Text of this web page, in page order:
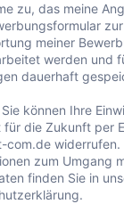
zu, das meine
zur
meiner
werden und
dauerhaft
können Ihre
für die Zukunft per
com.de widerrufen.
zum Umgang
finden Sie in